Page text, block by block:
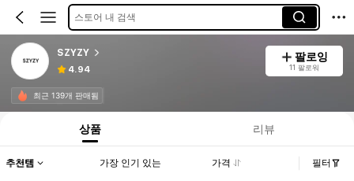
스토어 내 검색
SZYZY
4.94
팔로잉
11 팔로워
최근 139개 판매됨
상품 리뷰
추천템 가장 인기 있는 가격 필터